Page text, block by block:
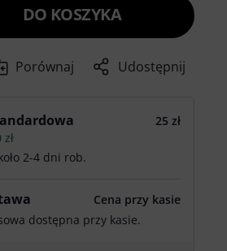
DO KOSZYKA
Porównaj Udostępnij
25 zł
2-4 dni rob.
Cena przy kasie
dostępna przy kasie.